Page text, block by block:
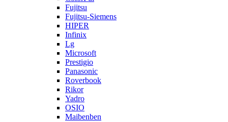
Fujitsu
Fujitsu-Siemens
HIPER
Infinix
Lg
Microsoft
Prestigio
Panasonic
Roverbook
Rikor
Yadro
OSIO
Maibenben